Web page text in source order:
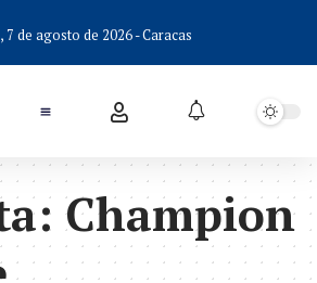
7 de agosto de 2026 - Caracas
Champion